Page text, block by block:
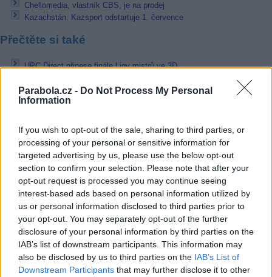
Parabola.cz - Do Not Process My Personal
Information
If you wish to opt-out of the sale, sharing to third parties, or
processing of your personal or sensitive information for
targeted advertising by us, please use the below opt-out
section to confirm your selection. Please note that after your
opt-out request is processed you may continue seeing
interest-based ads based on personal information utilized by
us or personal information disclosed to third parties prior to
your opt-out. You may separately opt-out of the further
disclosure of your personal information by third parties on the
IAB’s list of downstream participants. This information may
also be disclosed by us to third parties on the IAB’s List of
Downstream Participants that may further disclose it to other
Chellomedia, vlastník CBS, je na prodej
Kazachstán: Kazsport odstartuje 1. července
Přečtěte si také
UPC Direct přinese finále Ligy mistrů ve 3D
freeSAT by UPC Direct: Jednotka HD a Dvojka HD jen s hokejem
Pracovní nabídky
06.08.2026 -
Údržbář výrobních linek • mzda 40 000Kč • stravování i
zdarma (Ref. č.: Fau - údr) (Nýřany)
06.08.2026 -Měřící technik - elektro (Okres Prachatice)
06.08.2026 -Hledáme montážní skupiny I jednotlivce pro montáž
výzdoby (Slovenská republika, Maďarsko)
05.08.2026 -Zámečník / Mechanik (Praha - východ)
05.08.2026 - Manažer/ka pro mezinárodní spolupráci (Suchdol, Praha)
... další nabídky zaměstnání